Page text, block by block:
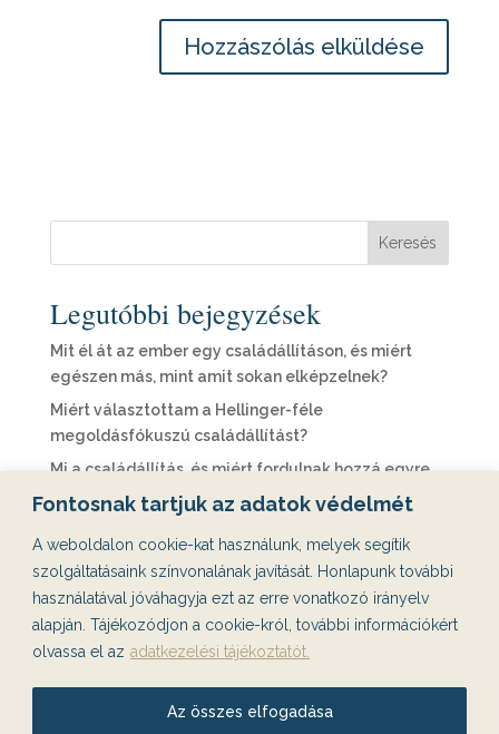
Fontosnak tartjuk az adatok védelmét
A weboldalon cookie-kat használunk, melyek segítik
szolgáltatásaink színvonalának javítását. Honlapunk további
használatával jóváhagyja ezt az erre vonatkozó irányelv
alapján. Tájékozódjon a cookie-król, további információkért
olvassa el az adatkezelési tájékoztatót.
Az összes elfogadása
Keresés
Legutóbbi bejegyzések
Mit él át az ember egy családállításon, és miért
egészen más, mint amit sokan elképzelnek?
Miért választottam a Hellinger-féle
megoldásfókuszú családállítást?
Mi a családállítás, és miért fordulnak hozzá egyre
többen?
történetek az életemben?
emberek – miért akarunk egyre jobban párt találni,
miközben egyre inkább egyedül maradunk?
Legutóbbi hozzászólások